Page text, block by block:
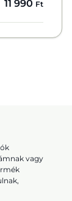
11 990 Ft
vagy